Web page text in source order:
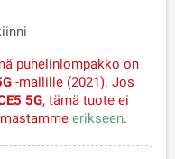
puhelinlompakko on
-mallille (2021). Jos
5G, tämä tuote ei
erikseen.